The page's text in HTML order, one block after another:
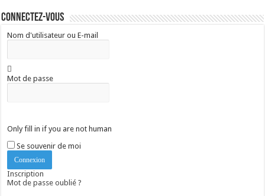
Connectez-vous
Nom d'utilisateur ou E-mail
Mot de passe
Only fill in if you are not human
Se souvenir de moi
Inscription
Mot de passe oublié ?